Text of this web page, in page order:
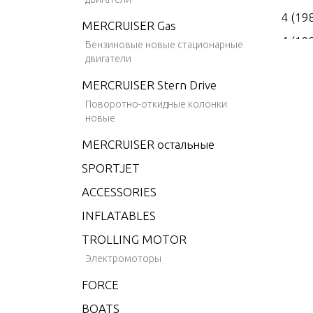
MERCRUISER Gas
Бензиновые новые стационарные
двигатели
MERCRUISER Stern Drive
Поворотно-откидные колонки
новые
MERCRUISER остальные
SPORTJET
ACCESSORIES
INFLATABLES
TROLLING MOTOR
Электромоторы
FORCE
BOATS
4
4